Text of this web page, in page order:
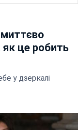
це робить
у дзеркалі